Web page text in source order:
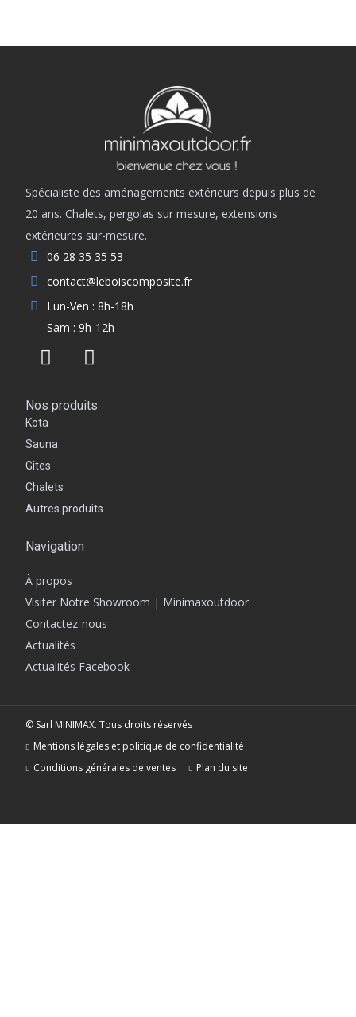
Spécialiste des aménagements extérieurs depuis plus de
20 ans. Chalets, pergolas sur mesure, extensions
extérieures sur-mesure.
06 28 35 35 53
contact@leboiscomposite.fr
Lun-Ven : 8h-18h
Sam : 9h-12h
Nos produits
Kota
Sauna
Gîtes
Chalets
Autres produits
Navigation
À propos
Visiter Notre Showroom | Minimaxoutdoor
Contactez-nous
Actualités
Actualités Facebook
© Sarl MINIMAX. Tous droits réservés
Mentions légales et politique de confidentialité
Conditions générales de ventes
Plan du site